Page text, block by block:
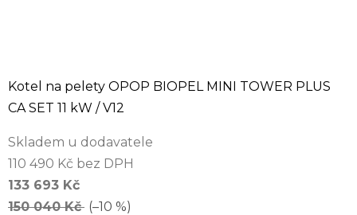
Kotel na pelety OPOP BIOPEL MINI TOWER PLUS
CA SET 11 kW / V12
Skladem u dodavatele
110 490 Kč bez DPH
133 693 Kč
150 040 Kč (–10 %)